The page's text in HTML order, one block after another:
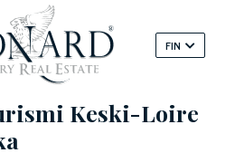
FIN
Keski-Loire